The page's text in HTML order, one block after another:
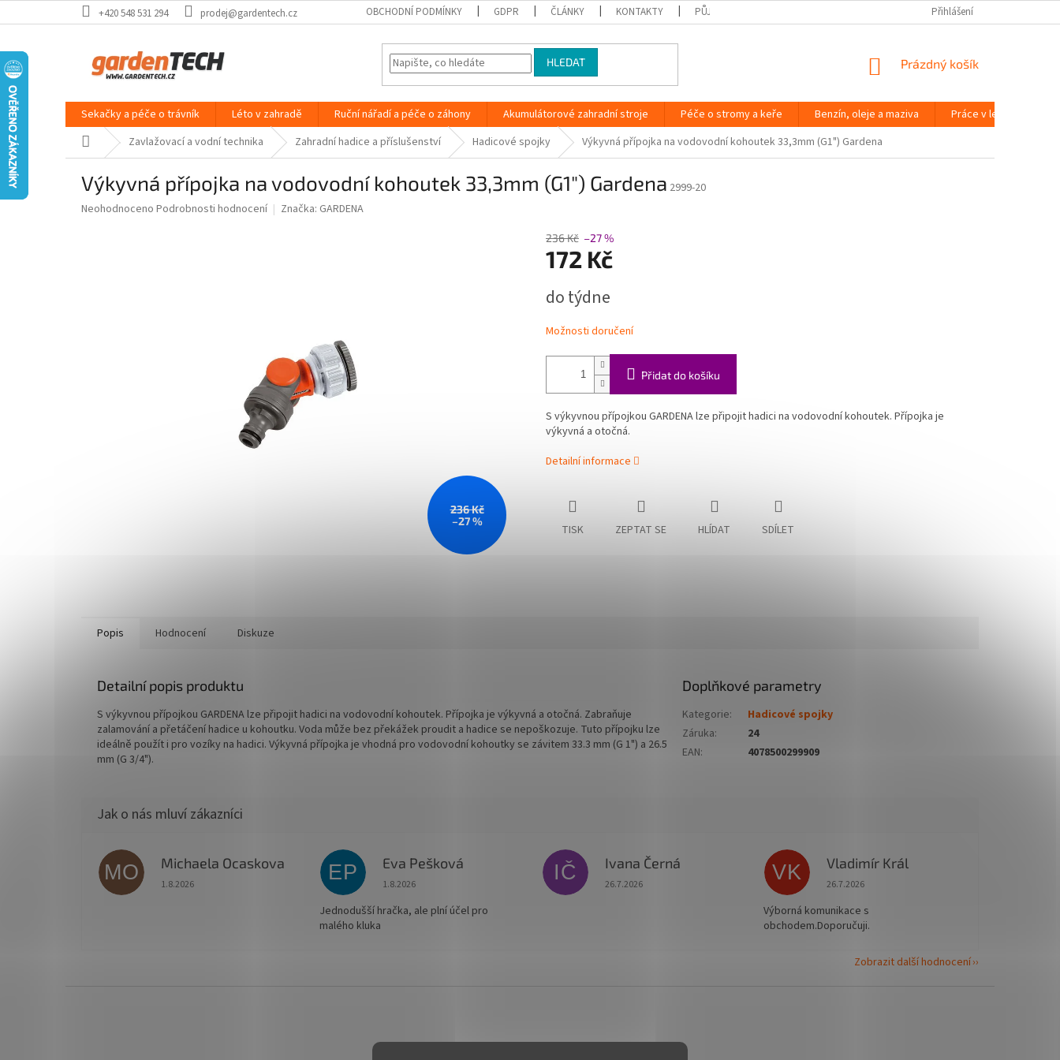
na
+420 548 531 294 prodej@gardentech.cz OBCHODNÍ PODMÍNKY GDPR ČLÁNKY KONTAKTY PŮJČOVNA ZAHRADNÍ TECHNIKY BRNO SLOVNÍK POJMŮ
Přihlášení
HLEDAT
NÁKUPNÍ
Prázdný košík
Sekačky a péče o trávník Léto v zahradě Ruční nářadí a péče o záhony Akumulátorové zahradní stroje Péče o stromy a keře Benzín, oleje a maziva Práce v lese
Domů Zavlažovací a vodní technika Zahradní hadice a příslušenství Hadicové spojky Výkyvná přípojka na vodovodní kohoutek 33,3mm (G1") Gardena
Výkyvná přípojka na vodovodní kohoutek 33,3mm (G1") Gardena 2999-20
Průměrné
Neohodnoceno Podrobnosti hodnocení Značka: GARDENA
236 Kč
–27 %
236 Kč –27 %
172 Kč
cena:
do týdne
Možnosti doručení
Přidat do košíku
S výkyvnou přípojkou GARDENA lze připojit hadici na vodovodní kohoutek. Přípojka je
výkyvná a otočná.
Detailní informace
TISK ZEPTAT SE HLÍDAT SDÍLET
Popis Hodnocení Diskuze
Detailní popis produktu
S výkyvnou přípojkou GARDENA lze připojit hadici na vodovodní kohoutek. Přípojka je výkyvná a otočná. Zabraňuje
zalamování a přetáčení hadice u kohoutku. Voda může bez překážek proudit a hadice se nepoškozuje. Tuto přípojku lze
ideálně použít i pro vozíky na hadici. Výkyvná přípojka je vhodná pro vodovodní kohoutky se závitem 33.3 mm (G 1") a 26.5
mm (G 3/4").
Doplňkové parametry
Kategorie:
Hadicové spojky
Záruka:
24
EAN: 4078500299909
MO Michaela Ocaskova
Hodnocení obchodu je 5 z 5 hvězdiček.
1.8.2026
EP Eva Pešková
Hodnocení obchodu je 5 z 5 hvězdiček.
1.8.2026
Jednodušší hračka, ale plní účel pro
malého kluka
IČ Ivana Černá
Hodnocení obchodu je 5 z 5 hvězdiček.
26.7.2026
VK Vladimír Král
Hodnocení obchodu je 5 z 5 hvězdiček.
26.7.2026
Výborná komunikace s
obchodem.Doporučuji.
Zobrazit další hodnocení